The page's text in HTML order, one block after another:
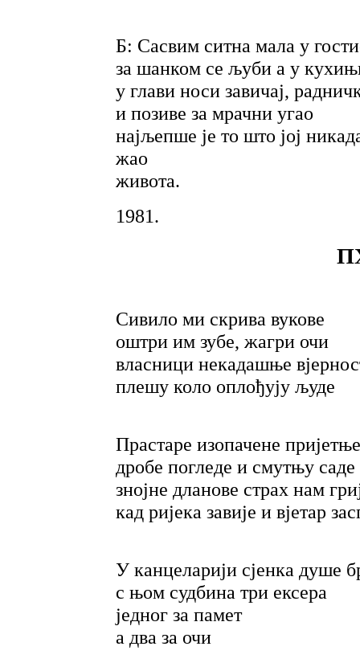
Б: Сасвим ситна мала у
за шанком се љуби а у
у глави носи завичај,
и позиве за мрачни угао
најљепше је то што јој
жао
живота.
1981.
Сивило ми скрива вукове
оштри им зубе, жагри очи
власници некадашње
плешу коло оплођују људе
Прастаре изопачене пријетње
дробе погледе и смутњу саде
знојне дланове страх нам
кад ријека завије и вјетар
У канцеларији сјенка душе
с њом судбина три ексера
једног за памет
а два за очи